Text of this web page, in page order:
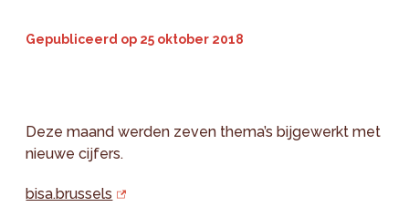
Gepubliceerd op 25 oktober 2018
Deze maand werden zeven thema’s bijgewerkt met
nieuwe cijfers.
bisa.brussels